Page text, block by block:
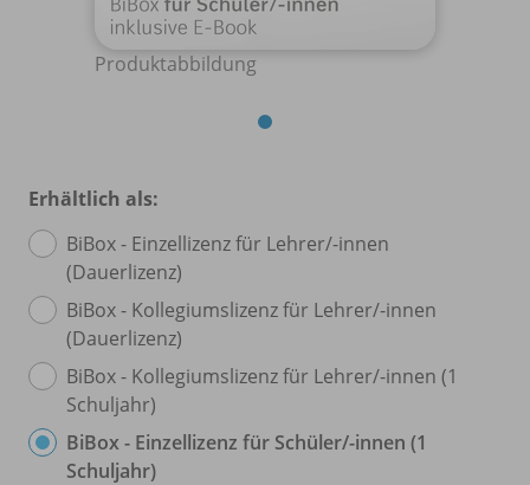
Produktabbildung
Erhältlich als:
BiBox - Einzellizenz für Lehrer/-innen
(Dauerlizenz)
BiBox - Kollegiumslizenz für Lehrer/-innen
(Dauerlizenz)
BiBox - Kollegiumslizenz für Lehrer/-innen (1
Schuljahr)
BiBox - Einzellizenz für Schüler/-innen (1
Schuljahr)